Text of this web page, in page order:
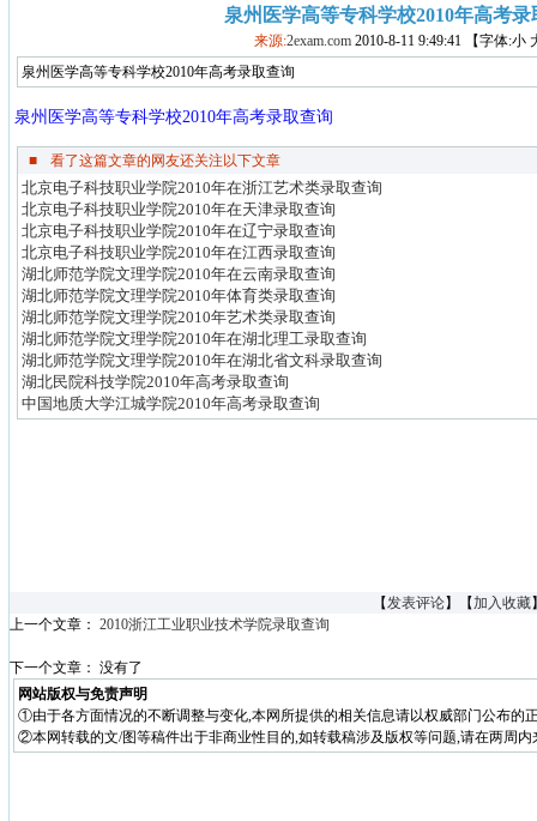
泉州医学高等专科学校2010年高考录
来源:2exam.com 2010-8-11 9:49:41 【字体:小
泉州医学高等专科学校2010年高考录取查询
泉州医学高等专科学校2010年高考录取查询
■ 看了这篇文章的网友还关注以下文章
北京电子科技职业学院2010年在浙江艺术类录取查询
北京电子科技职业学院2010年在天津录取查询
北京电子科技职业学院2010年在辽宁录取查询
北京电子科技职业学院2010年在江西录取查询
湖北师范学院文理学院2010年在云南录取查询
湖北师范学院文理学院2010年体育类录取查询
湖北师范学院文理学院2010年艺术类录取查询
湖北师范学院文理学院2010年在湖北理工录取查询
湖北师范学院文理学院2010年在湖北省文科录取查询
湖北民院科技学院2010年高考录取查询
中国地质大学江城学院2010年高考录取查询
【发表评论】【加入收藏
上一个文章： 2010浙江工业职业技术学院录取查询
下一个文章： 没有了
网站版权与免责声明
①由于各方面情况的不断调整与变化,本网所提供的相关信息请以权威部门公布的
②本网转载的文/图等稿件出于非商业性目的,如转载稿涉及版权等问题,请在两周内